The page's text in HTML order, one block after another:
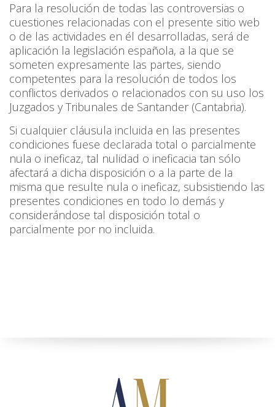
Para la resolución de todas las controversias o
cuestiones relacionadas con el presente sitio web
o de las actividades en él desarrolladas, será de
aplicación la legislación española, a la que se
someten expresamente las partes, siendo
competentes para la resolución de todos los
conflictos derivados o relacionados con su uso los
Juzgados y Tribunales de Santander (Cantabria).
Si cualquier cláusula incluida en las presentes
condiciones fuese declarada total o parcialmente
nula o ineficaz, tal nulidad o ineficacia tan sólo
afectará a dicha disposición o a la parte de la
misma que resulte nula o ineficaz, subsistiendo las
presentes condiciones en todo lo demás y
considerándose tal disposición total o
parcialmente por no incluida.